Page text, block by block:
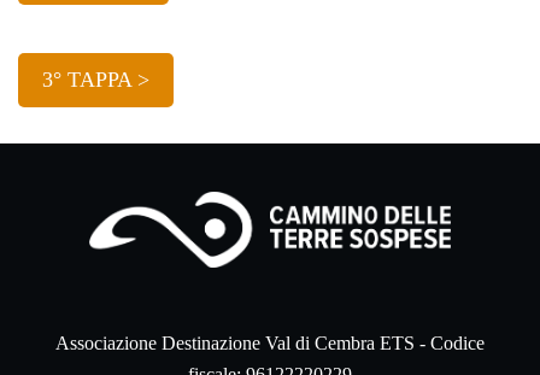
3° TAPPA >
Associazione Destinazione Val di Cembra ETS - Codice